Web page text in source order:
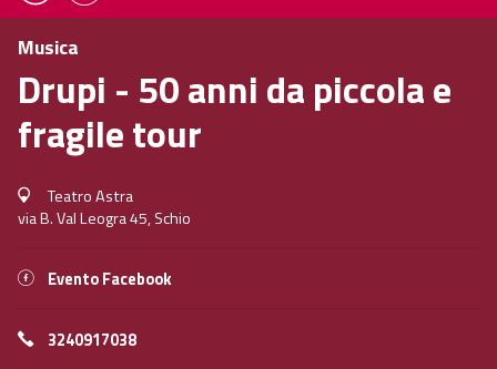
Musica
Drupi - 50 anni da piccola e
fragile tour
Teatro Astra
via B. Val Leogra 45, Schio
Evento Facebook
3240917038